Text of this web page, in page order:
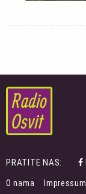
PRATITE NAS:
FOOTER
MENU
O nama Impressum